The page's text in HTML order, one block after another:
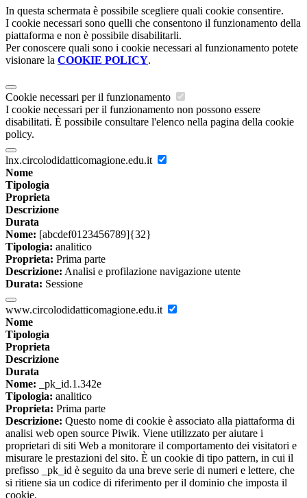
In questa schermata è possibile scegliere quali cookie consentire.
I cookie necessari sono quelli che consentono il funzionamento della
piattaforma e non è possibile disabilitarli.
Per conoscere quali sono i cookie necessari al funzionamento potete
visionare la COOKIE POLICY.
Cookie necessari per il funzionamento
I cookie necessari per il funzionamento non possono essere
disabilitati. È possibile consultare l'elenco nella pagina della cookie
policy.
lnx.circolodidatticomagione.edu.it
Nome
Tipologia
Proprieta
Descrizione
Durata
Nome: [abcdef0123456789]{32}
Tipologia: analitico
Proprieta: Prima parte
Descrizione: Analisi e profilazione navigazione utente
Durata: Sessione
www.circolodidatticomagione.edu.it
Nome
Tipologia
Proprieta
Descrizione
Durata
Nome: _pk_id.1.342e
Tipologia: analitico
Proprieta: Prima parte
Descrizione: Questo nome di cookie è associato alla piattaforma di
analisi web open source Piwik. Viene utilizzato per aiutare i
proprietari di siti Web a monitorare il comportamento dei visitatori e
misurare le prestazioni del sito. È un cookie di tipo pattern, in cui il
prefisso _pk_id è seguito da una breve serie di numeri e lettere, che
si ritiene sia un codice di riferimento per il dominio che imposta il
cookie.